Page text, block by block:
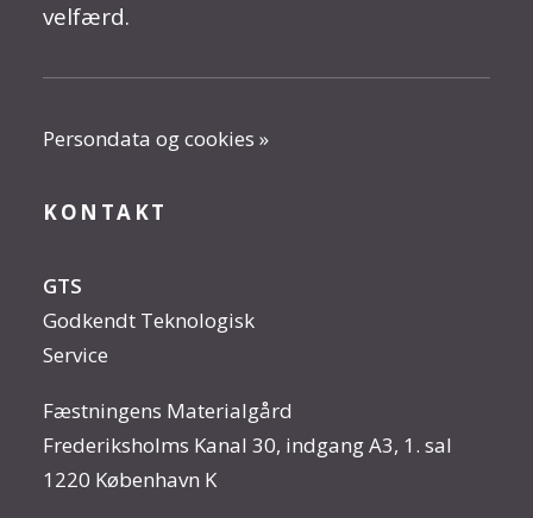
velfærd.
Persondata og cookies »
KONTAKT
GTS
Godkendt Teknologisk
Service
Fæstningens Materialgård
Frederiksholms Kanal 30, indgang A3, 1. sal
1220 København K